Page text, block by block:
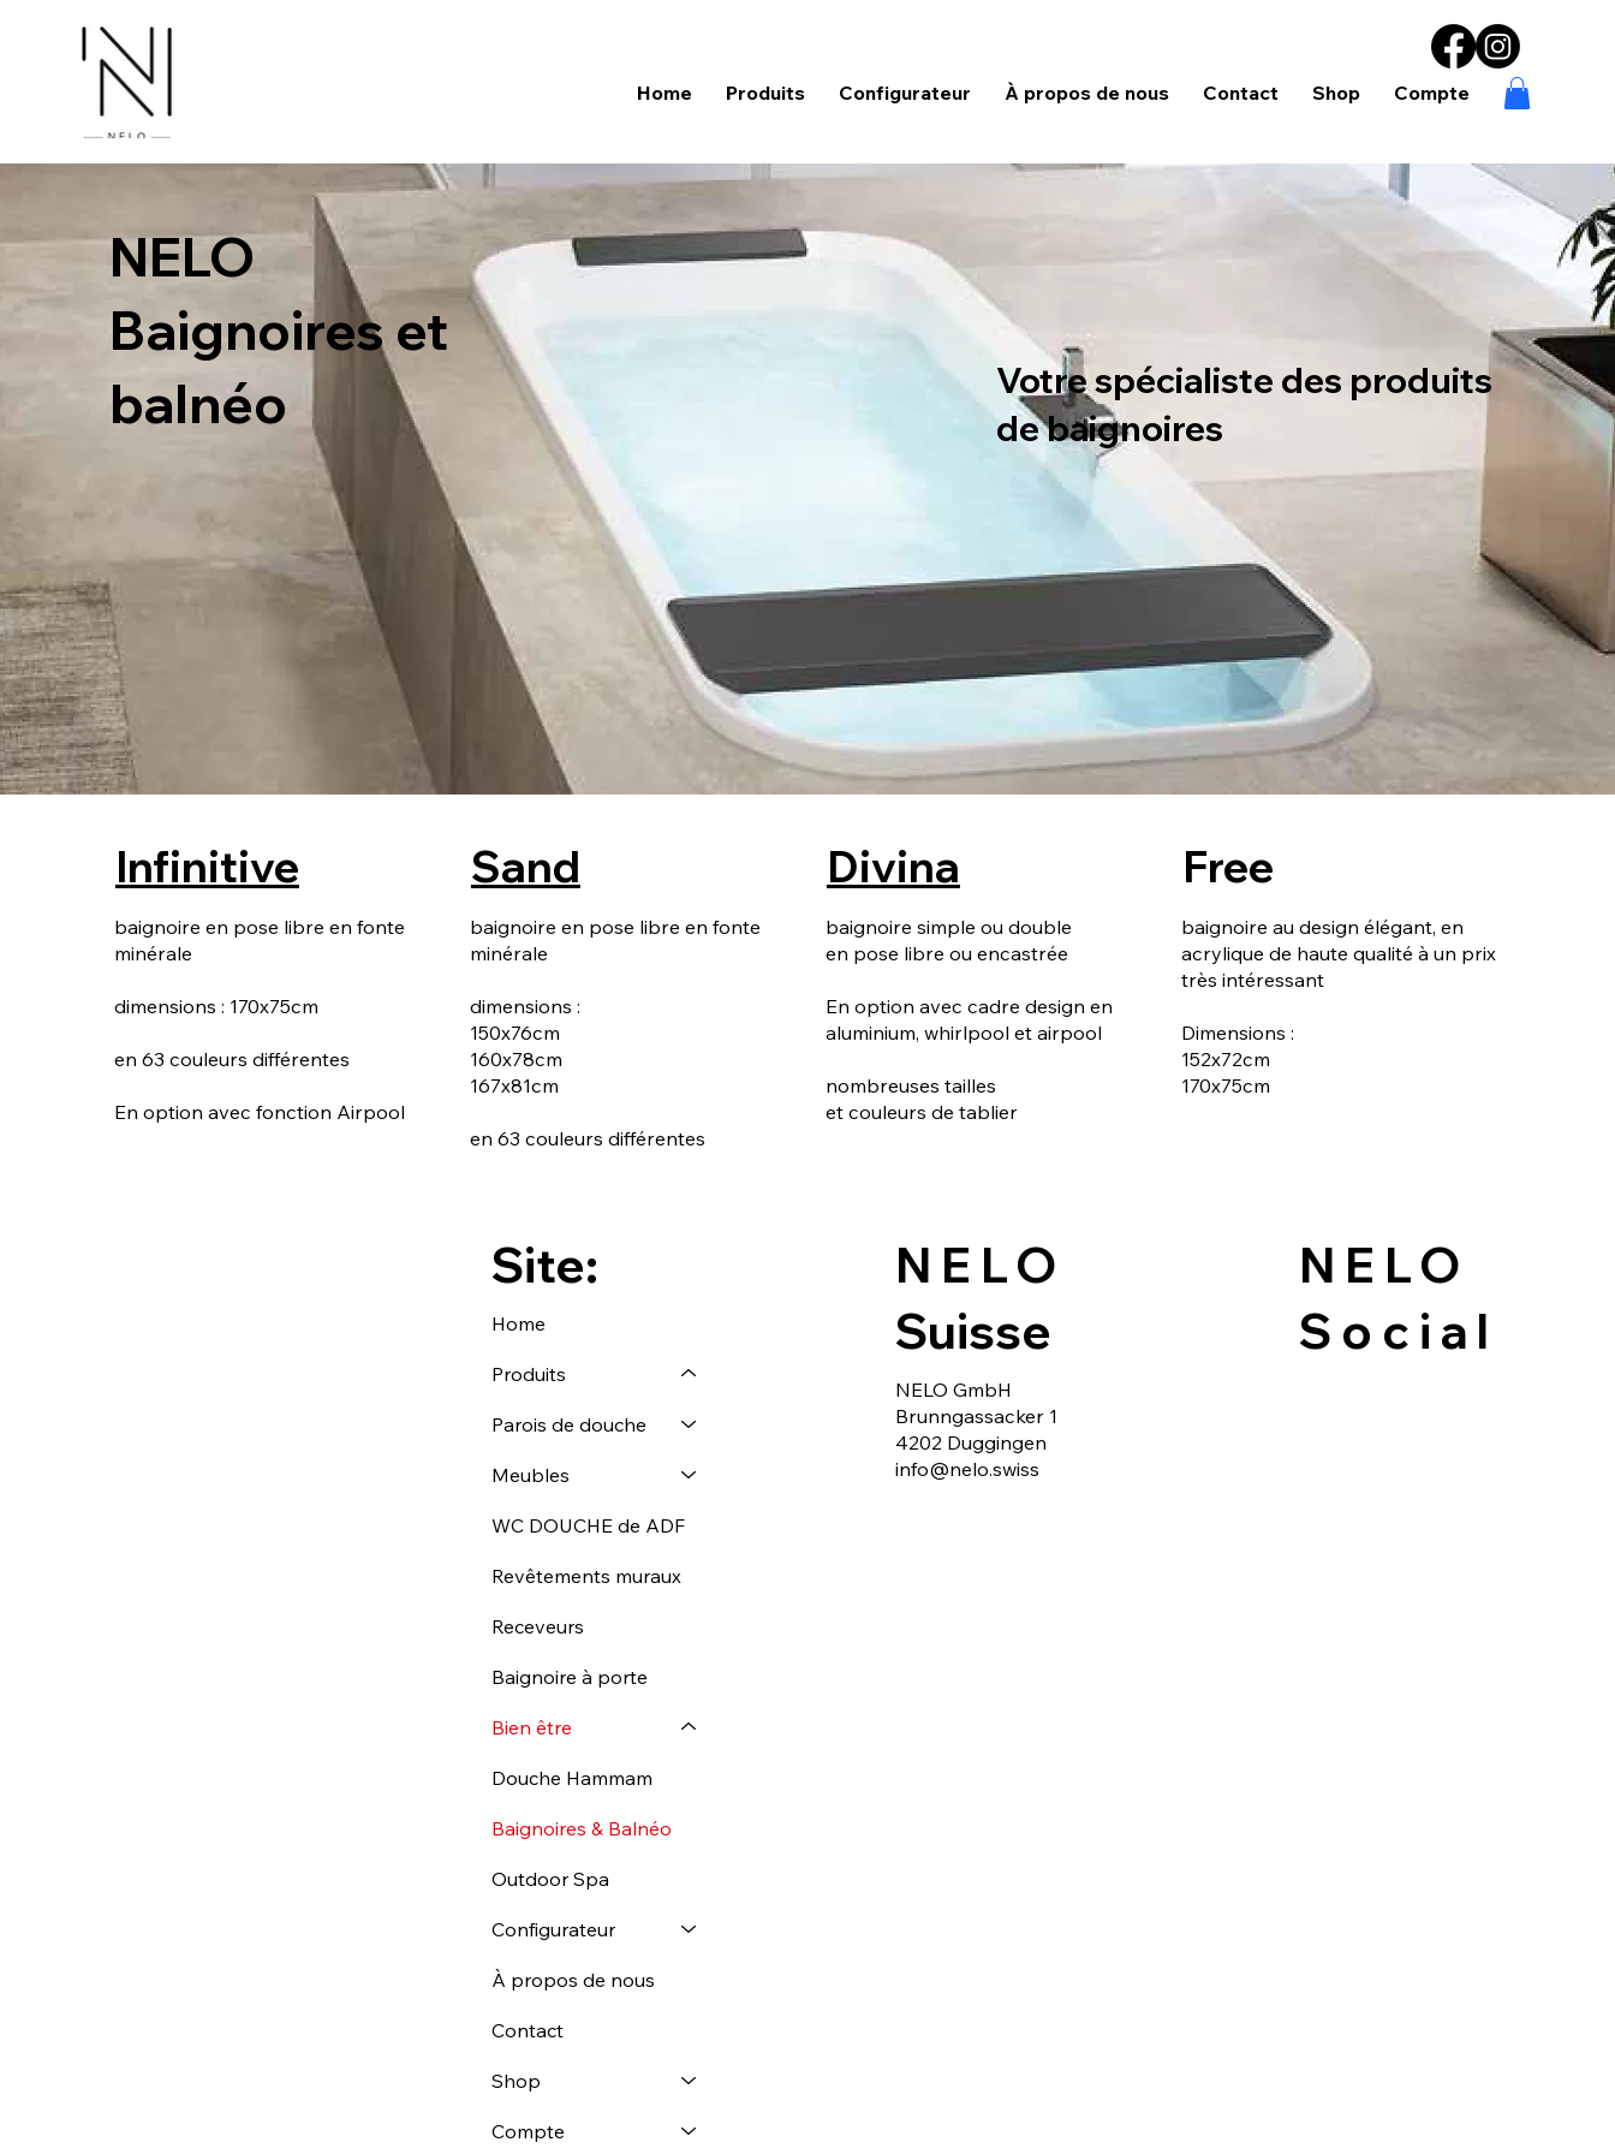
Home Produits Configurateur À propos de nous Contact Shop Compte
NELO
Baignoires et
balnéo
Votre spécialiste des produits
de baignoires
Infinitive
baignoire en pose libre en fonte
minérale
dimensions : 170x75cm
en 63 couleurs différentes
En option avec fonction Airpool
Sand
baignoire en pose libre en fonte
minérale
dimensions :
150x76cm
160x78cm
167x81cm
en 63 couleurs différentes
Divina
baignoire simple ou double
en pose libre ou encastrée
En option avec cadre design en
aluminium, whirlpool et airpool
nombreuses tailles
et couleurs de tablier
Free
baignoire au design élégant, en
acrylique de haute qualité à un prix
très intéressant
Dimensions :
152x72cm
170x75cm
Site:
Home
Produits
Parois de douche
Meubles
WC DOUCHE de ADF
Revêtements muraux
Receveurs
Baignoire à porte
Bien être
Douche Hammam
Baignoires & Balnéo
Outdoor Spa
Configurateur
À propos de nous
Contact
Shop
Compte
NELO
Suisse
NELO GmbH
Brunngassacker 1
4202 Duggingen
info@nelo.swiss
NELO
Social